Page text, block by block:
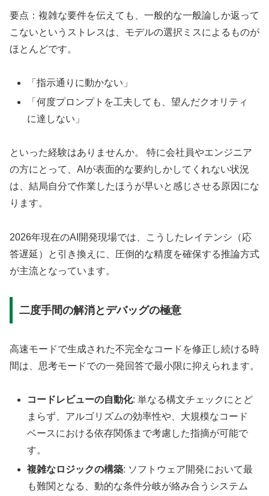
要点：複雑な要件を伝えても、一般的な一般論しか返って
こないというストレスは、モデルの選択ミスによるものが
ほとんどです。
「指示通りに動かない」
「何度プロンプトを工夫しても、望んだクオリティ
に達しない」
といった経験はありませんか。 特に会社員やエンジニア
の方にとって、AIが表面的な要約しかしてくれない状況
は、結局自分で作業したほうが早いと感じさせる原因にな
ります。
2026年現在のAI開発現場では、こうしたレイテンシ（応
答遅延）と引き換えに、圧倒的な精度を確保する推論方式
が主流となっています。
二度手間の解消とデバッグの極意
高速モードで生成された不完全なコードを修正し続ける時
間は、思考モードでの一発回答で最小限に抑えられます。
コードレビューの自動化: 単なる構文チェックにとど
まらず、アルゴリズムの効率性や、大規模なコード
ベースにおける依存関係まで考慮した指摘が可能で
す。
複雑なロジックの構築: ソフトウェア開発において最
も難関となる、動的な条件分岐が絡み合うシステム